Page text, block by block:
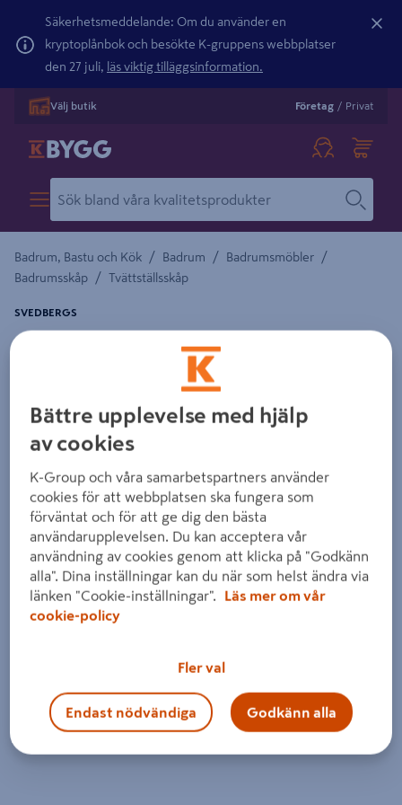
Säkerhetsmeddelande: Om du använder en
kryptoplånbok och besökte K-gruppens webbplatser
den 27 juli, läs viktig tilläggsinformation.
Välj butik Företag / Privat
Badrum, Bastu och Kök / Badrum / Badrumsmöbler /
Badrumsskåp / Tvättställsskåp
UNDERDEL SVEDBERGS POEM PROFIL BRUN
ASK, 1LÅD INTHT 80X45X35CM
SVEDBERGS
Bättre upplevelse med hjälp
av cookies
K-Group och våra samarbetspartners använder
cookies för att webbplatsen ska fungera som
förväntat och för att ge dig den bästa
användarupplevelsen. Du kan acceptera vår
användning av cookies genom att klicka på "Godkänn
alla". Dina inställningar kan du när som helst ändra via
länken "Cookie-inställningar".
Läs mer om vår
cookie-policy
Fler val
Endast nödvändiga Godkänn alla